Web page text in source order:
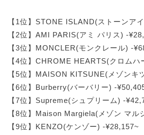
【1位】STONE ISLAND(ストーンア
【2位】AMI PARIS(アミ パリス) -
【3位】MONCLER(モンクレール) -
【4位】CHROME HEARTS(クロム
【5位】MAISON KITSUNE(メゾンキ
【6位】Burberry(バーバリー) -
【7位】Supreme(シュプリーム) -
【8位】Maison Margiela(メゾン マル
【9位】KENZO(ケンゾー) -¥28,157~